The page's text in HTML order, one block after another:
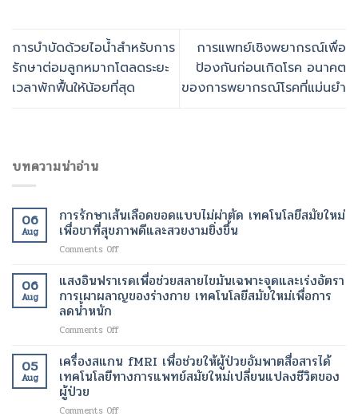
การบำบัดด้วยไอน้ำสำหรับการ
รักษาต่อมลูกหมากโตลดระยะ
เวลาพักฟื้นให้น้อยที่สุด
การแพทย์เชิงพยากรณ์เพื่อ
ป้องกันก่อนเกิดโรค อนาคต
ของการพยากรณ์โรคที่แม่นยำ
บทความน่าอ่าน
06
Aug
การรักษาเส้นเลือดขอดแบบไม่ผ่าตัด เทคโนโลยีสมัยใหม่
เพื่อขาที่สุขภาพดีและสวยงามยิ่งขึ้น
Comments Offon
รักษา
เส้นเลือด
ขอด
ไม่
เทคโนโลยี
สมัย
ใหม่
ขา
06
Aug
แสงอินฟราเรดเพื่อช่วยสลายไขมันเฉพาะจุดและเร่งอัตรา
การเผาผลาญของร่างกาย เทคโนโลยีสมัยใหม่เพื่อการ
ลดน้ำหนัก
Comments Offon
อินฟราเรด
เพื่อ
ช่วย
ไข
05
Aug
เครื่องสแกน fMRI เพื่อช่วยให้ผู้ป่วยอัมพาตสื่อสารได้
เทคโนโลยีทางการแพทย์สมัยใหม่เปลี่ยนแปลงชีวิตของ
ผู้ป่วย
Comments Offon